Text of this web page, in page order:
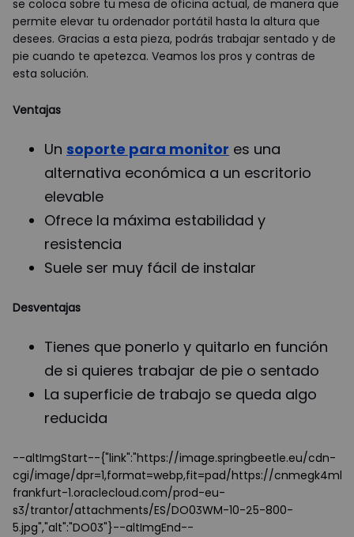
se coloca sobre tu mesa de oficina actual, de manera que
permite elevar tu ordenador portátil hasta la altura que
desees. Gracias a esta pieza, podrás trabajar sentado y de
pie cuando te apetezca. Veamos los pros y contras de
esta solución.
Ventajas
Un soporte para monitor es una
alternativa económica a un escritorio
elevable
Ofrece la máxima estabilidad y
resistencia
Suele ser muy fácil de instalar
Desventajas
Tienes que ponerlo y quitarlo en función
de si quieres trabajar de pie o sentado
La superficie de trabajo se queda algo
reducida
--altImgStart--{"link":"https://image.springbeetle.eu/cdn-
cgi/image/dpr=1,format=webp,fit=pad/https://
frankfurt-1.oraclecloud.com/prod-eu-
s3/trantor/attachments/ES/DO03WM-10-25-800-
5.jpg","alt":"DO03"}--altImgEnd--